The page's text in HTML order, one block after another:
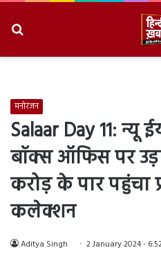
मनोरंजन
Salaar Day 11: न्यू
बॉक्स ऑफिस पर
करोड़ के पार पहुंचा
कलेक्शन
Aditya Singh 2 January 2024 -